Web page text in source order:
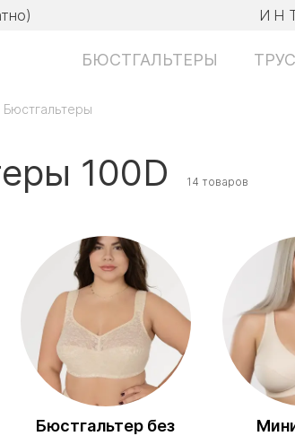
БЮСТГАЛЬТЕРЫ
Бюстгальтеры
100D 14 товаров
Бюстгальтер без